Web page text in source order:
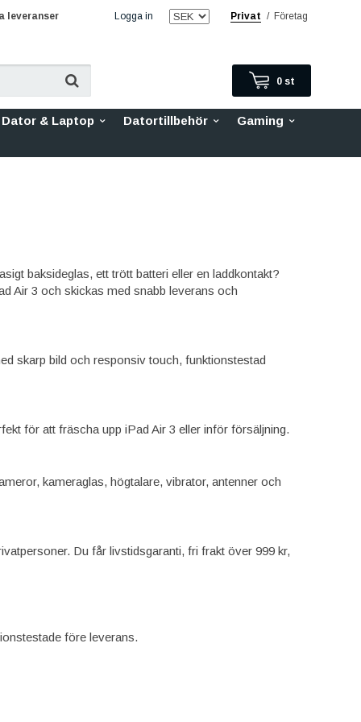
Logga in Privat / Företag
leveranser
0 st
Dator & Laptop Datortillbehör Gaming
baksideglas, ett trött batteri eller en laddkontakt?
Air 3 och skickas med snabb leverans och
skarp bild och responsiv touch, funktionstestad
för att fräscha upp iPad Air 3 eller inför försäljning.
kameraglas, högtalare, vibrator, antenner och
Du får livstidsgaranti, fri frakt över 999 kr,
före leverans.